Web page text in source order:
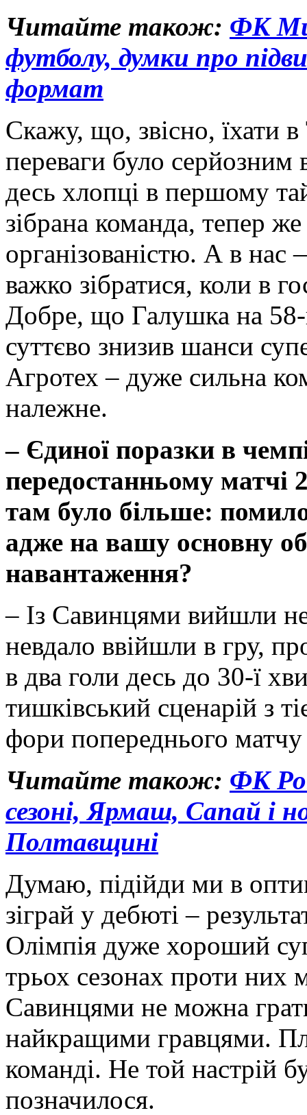
Читайте також: ФК
футболу, думки про
формат
Скажу, що, звісно, їхати
переваги було
десь хлопці в першому
зібрана команда, тепер
організованістю. А в
важко зібратися, коли в
Добре, що Галушка на 58-
суттєво знизив шанси
Агротех – дуже сильна
належне.
– Єдиної поразки в
передостанньому матчі
там було більше:
адже на вашу основну
навантаження?
– Із Савинцями вийшли
невдало ввійшли в гру,
в два голи десь до 30-ї
тишківський сценарій з
фори попереднього
Читайте також: ФК
сезоні, Ярмаш, Сапай і
Полтавщині
Думаю, підійди ми в
зіграй у дебюті –
Олімпія дуже хороший
трьох сезонах проти них
Савинцями не можна
найкращими гравцями.
команді. Не той настрій
позначилося.